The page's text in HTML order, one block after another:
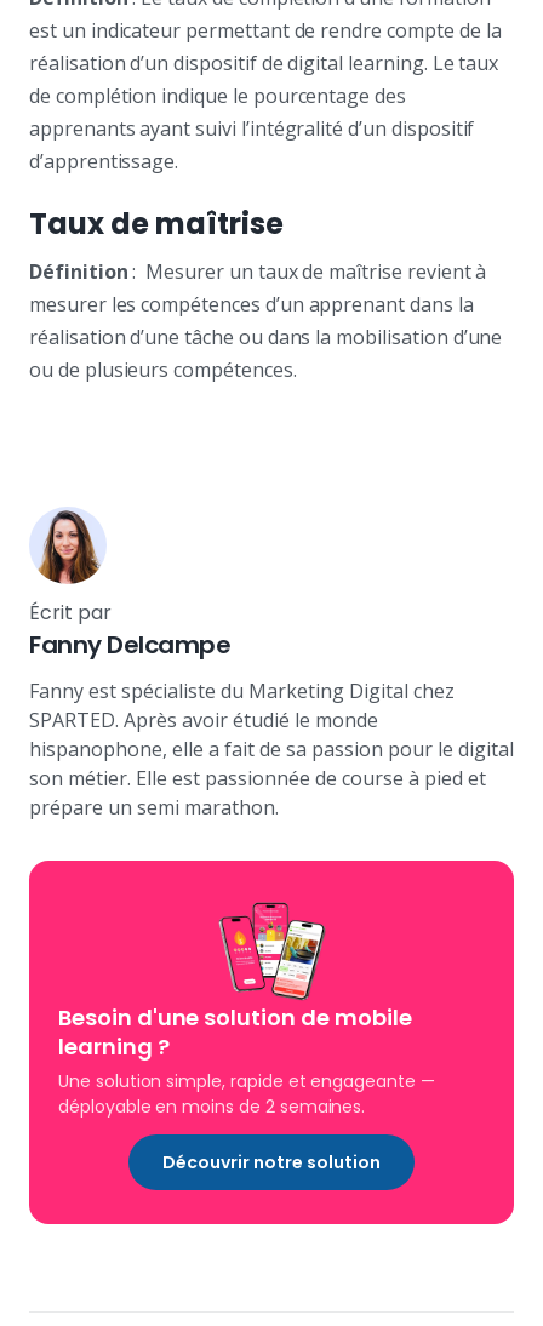
est un indicateur permettant de rendre compte de la
réalisation d’un dispositif de digital learning. Le taux
de complétion indique le pourcentage des
apprenants ayant suivi l’intégralité d’un dispositif
d’apprentissage.
Taux de maîtrise
Définition: Mesurer un taux de maîtrise revient à
mesurer les compétences d’un apprenant dans la
réalisation d’une tâche ou dans la mobilisation d’une
ou de plusieurs compétences.
Écrit par
Fanny Delcampe
Fanny est spécialiste du Marketing Digital chez
SPARTED. Après avoir étudié le monde
hispanophone, elle a fait de sa passion pour le digital
son métier. Elle est passionnée de course à pied et
prépare un semi marathon.
Besoin d'une solution de mobile
learning ?
Une solution simple, rapide et engageante —
déployable en moins de 2 semaines.
Découvrir notre solution